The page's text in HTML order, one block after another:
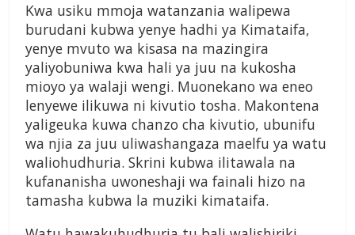
Kwa usiku mmoja watanzania walipewa
burudani kubwa yenye hadhi ya Kimataifa,
yenye mvuto wa kisasa na mazingira
yaliyobuniwa kwa hali ya juu na kukosha
mioyo ya walaji wengi. Muonekano wa eneo
lenyewe ilikuwa ni kivutio tosha. Makontena
yaligeuka kuwa chanzo cha kivutio, ubunifu
wa njia za juu uliwashangaza maelfu ya watu
waliohudhuria. Skrini kubwa ilitawala na
kufananisha uwoneshaji wa fainali hizo na
tamasha kubwa la muziki kimataifa.